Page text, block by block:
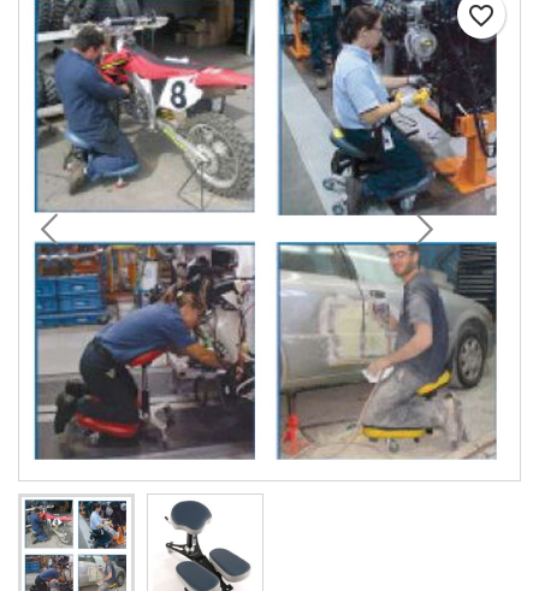
favorite_border